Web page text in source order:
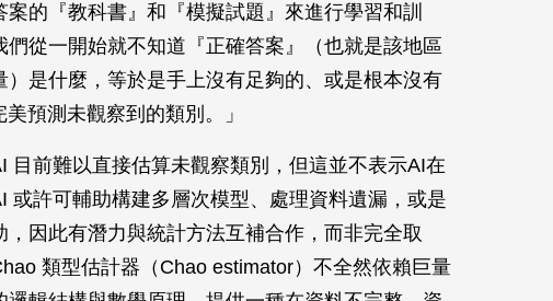
的『教科書』和『模擬試題』來進行學習和訓
從一開始就不知道『正確答案』（也就是該地區
是什麼，等於是手上沒有足夠的、或是根本沒有
預測未觀察到的類別。」
目前難以直接估算未觀察類別，但這並不表示AI在
或許可輔助構建多層次模型、處理資料遺漏，或是
因此有潛力與統計方法互補合作，而非完全取
類型估計器（Chao estimator）不全然依賴巨量